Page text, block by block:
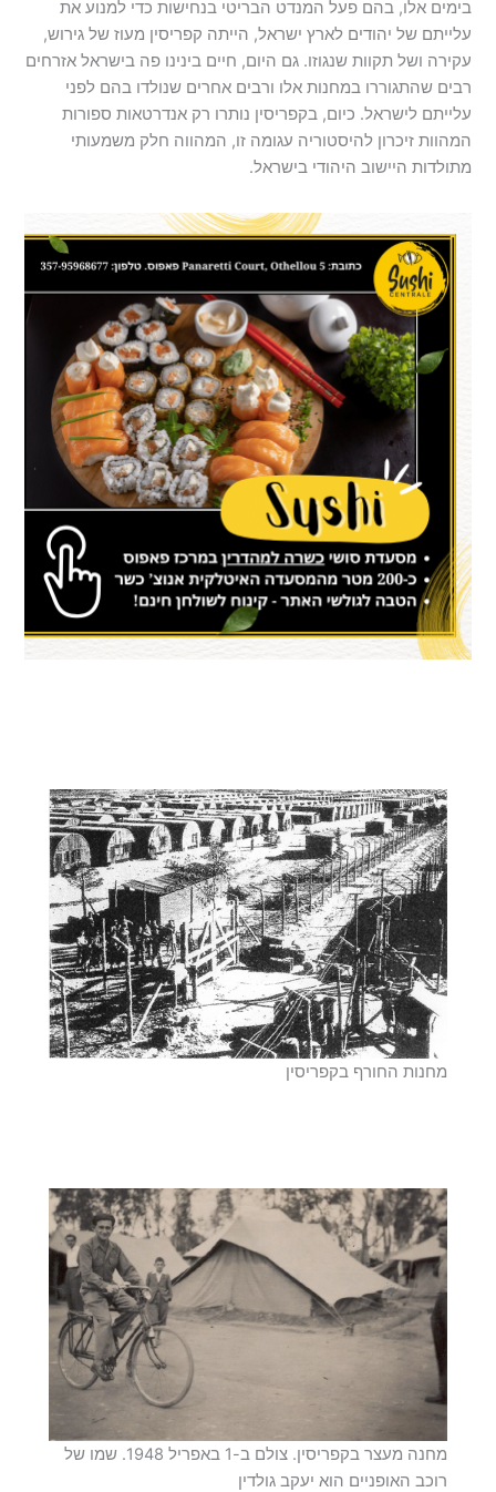
בימים אלו, בהם פעל המנדט הבריטי בנחישות כדי למנוע את
עלייתם של יהודים לארץ ישראל, הייתה קפריסין מעוז של גירוש,
עקירה ושל תקוות שנגוזו. גם היום, חיים בינינו פה בישראל אזרחים
רבים שהתגוררו במחנות אלו ורבים אחרים שנולדו בהם לפני
עלייתם לישראל. כיום, בקפריסין נותרו רק אנדרטאות ספורות
המהוות זיכרון להיסטוריה עגומה זו, המהווה חלק משמעותי
מתולדות היישוב היהודי בישראל.
מחנות החורף בקפריסין
מחנה מעצר בקפריסין. צולם ב-1 באפריל 1948. שמו של
רוכב האופניים הוא יעקב גולדין